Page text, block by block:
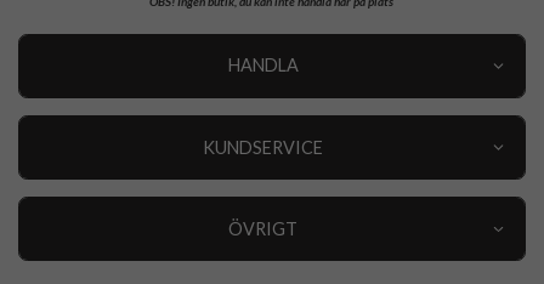
HANDLA
KUNDSERVICE
ÖVRIGT